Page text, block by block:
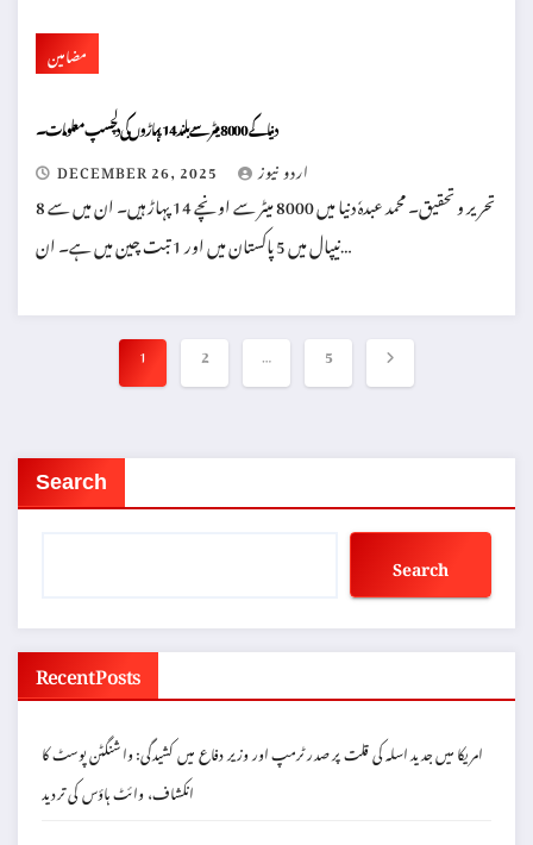
مضامین
دنیا کے 8000 میٹر سے بلند 14 پہاڑوں کی دلچسپ معلومات۔
DECEMBER 26, 2025
اردو نیوز
تحریر و تحقیق۔ محمد عبدہٗ دنیا میں 8000 میٹر سے اونچے 14 پہاڑ ہیں۔ ان میں سے 8
نیپال میں 5 پاکستان میں اور 1 تبت چین میں ہے۔ ان…
Posts
pagination
1 2 … 5
Search
Search
Recent Posts
امریکا میں جدید اسلہ کی قلت پر صدر ٹرمپ اور وزیر دفاع میں کشیدگی: واشنگٹن پوسٹ کا
انکشاف، وائٹ ہاؤس کی تردید